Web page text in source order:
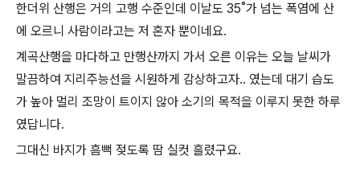
한더위 산행은 거의 고행 수준인데 이날도 35˚가 넘는 폭염에 산
에 오르니 사람이라고는 저 혼자 뿐이네요.
계곡산행을 마다하고 만행산까지 가서 오른 이유는 오늘 날씨가
말끔하여 지리주능선을 시원하게 감상하고자.. 였는데 대기 습도
가 높아 멀리 조망이 트이지 않아 소기의 목적을 이루지 못한 하루
였답니다.
그대신 바지가 흠뻑 젖도록 땀 실컷 흘렸구요.